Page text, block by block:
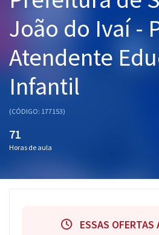
Graduação
OAB
Mentorias
Conteúdo gratuito
Atendimento
João do Ivaí -
Atendente
Infantil
(CÓDIGO: 177153)
71
Horas de aula
ESSAS OFERTAS